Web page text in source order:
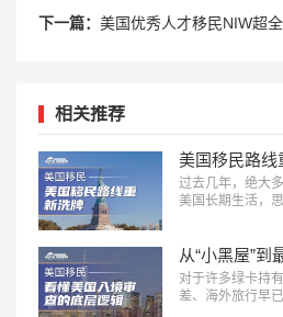
下一篇： 美国优秀人才移民NIW超
相关推荐
过去几年，绝大
美国长期生活，
对于许多绿卡持
差、海外旅行早